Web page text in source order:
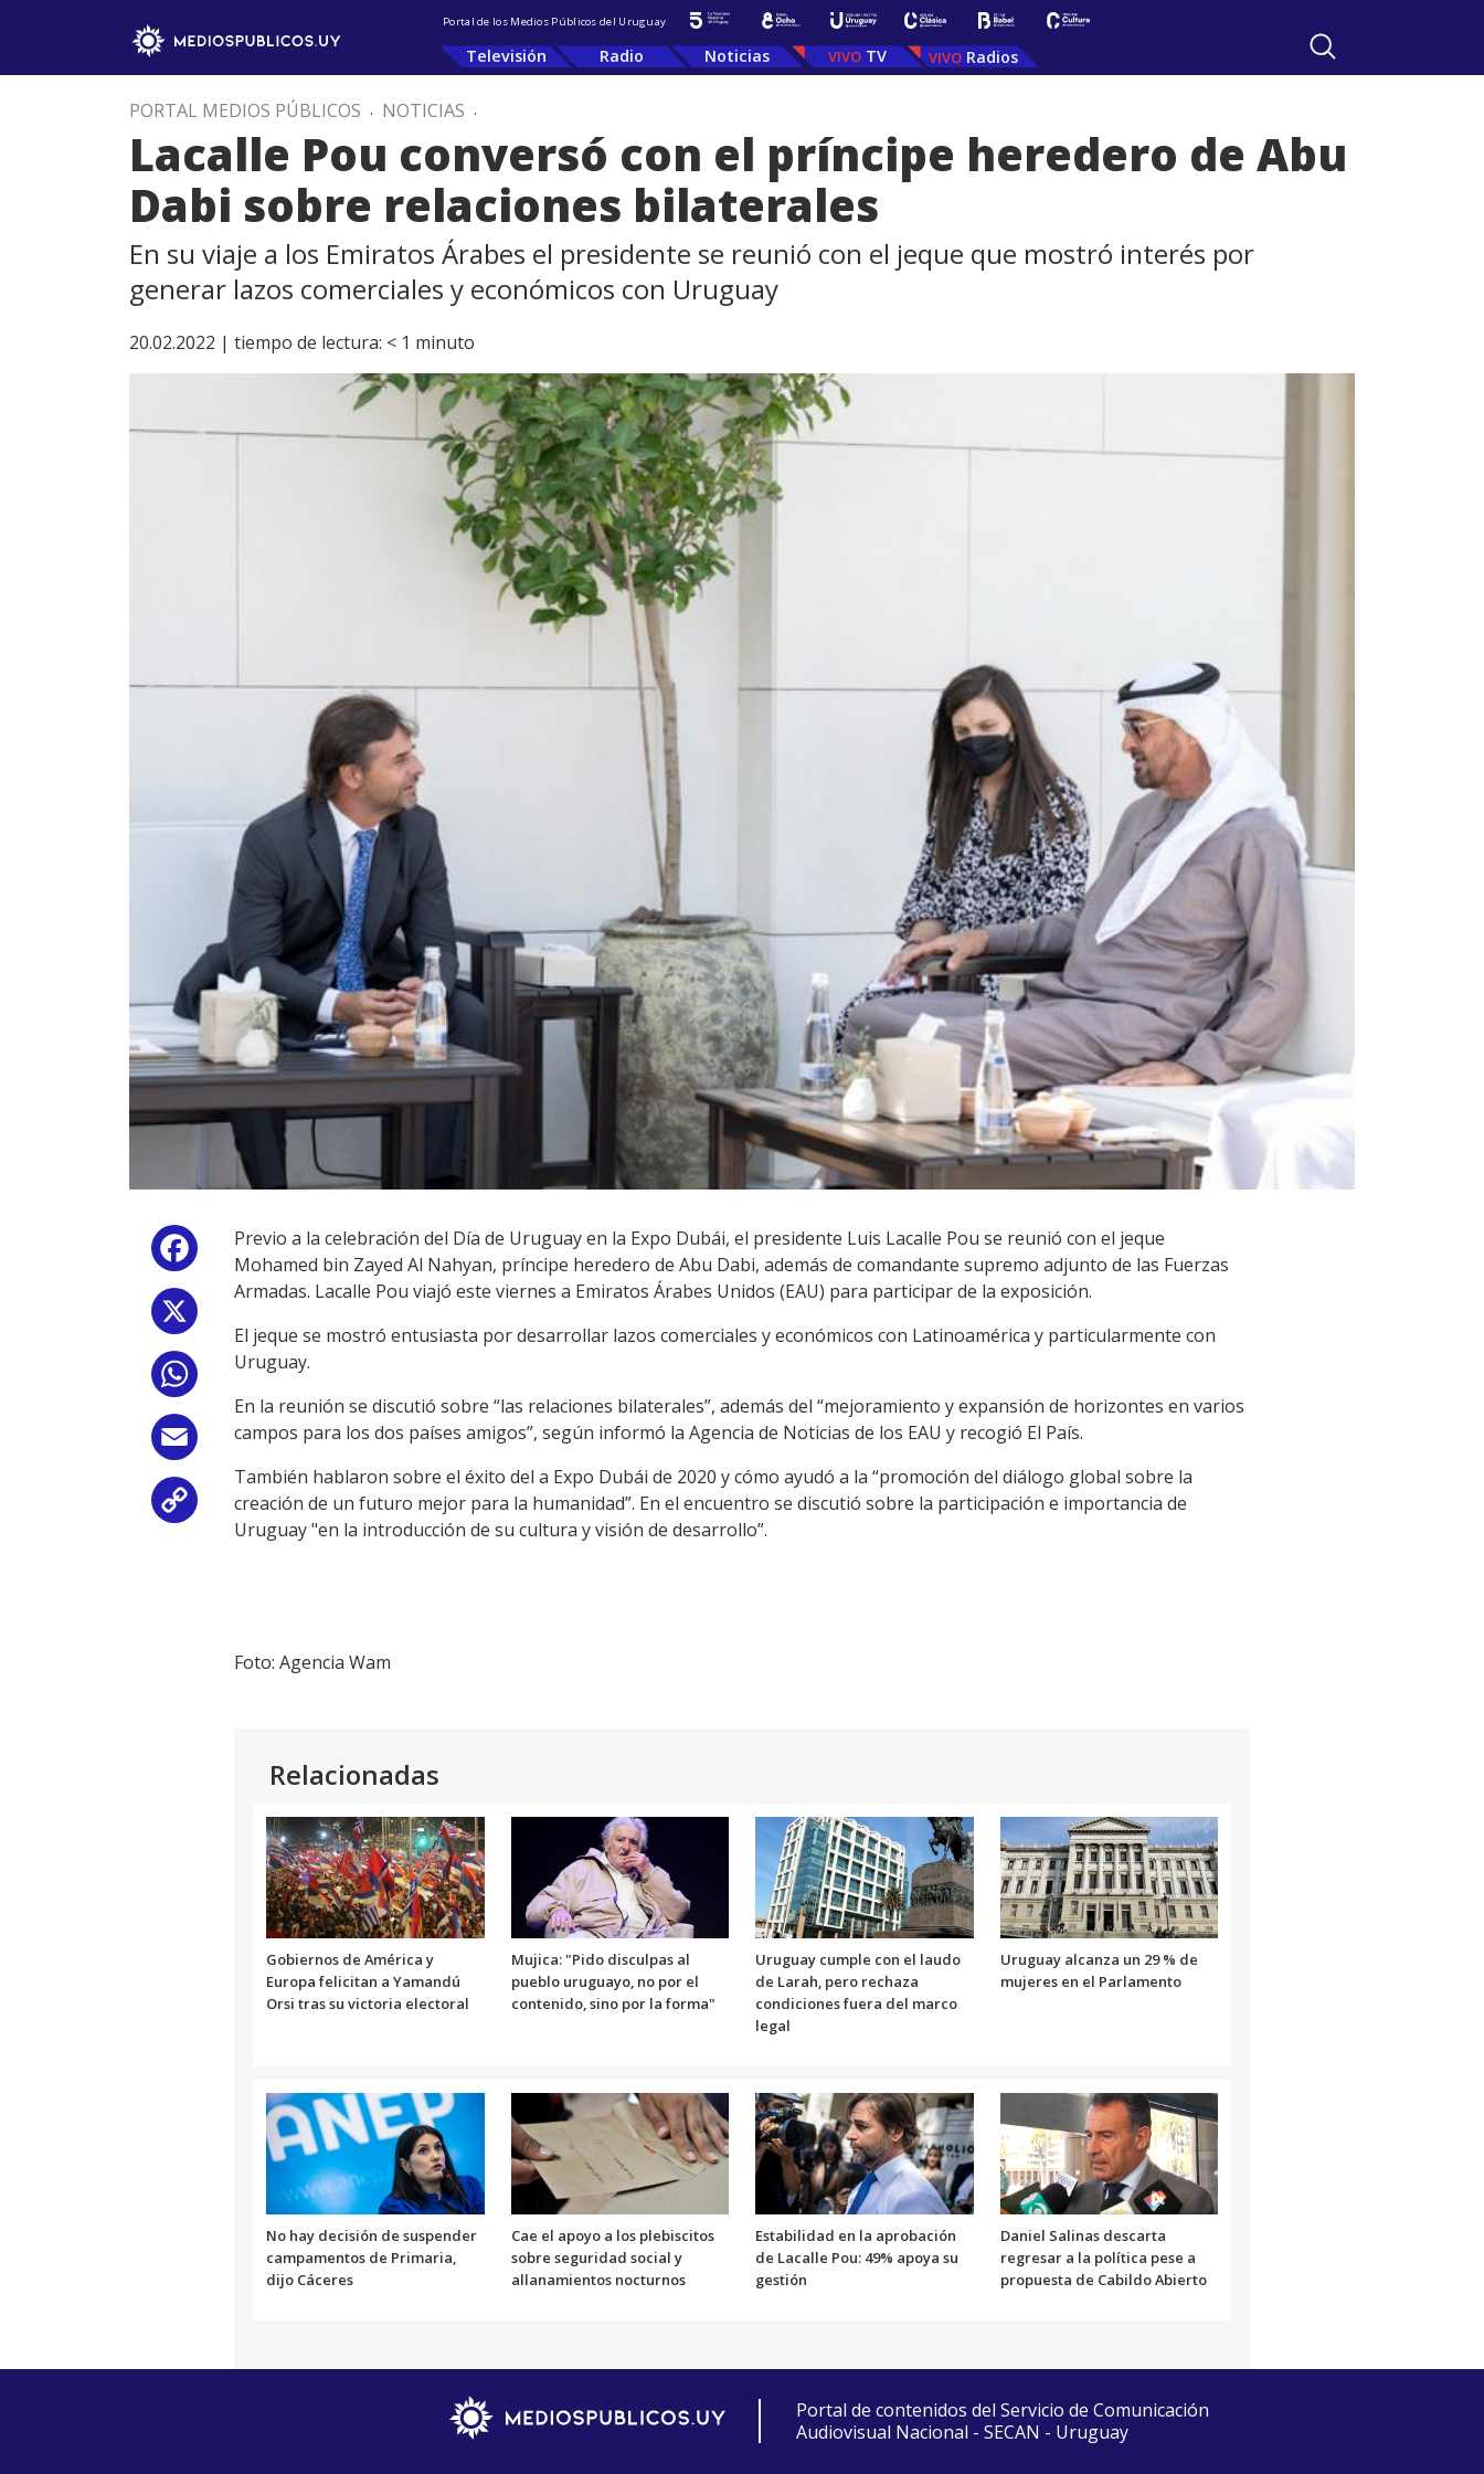
Portal de los Medios Públicos del Uruguay
Televisión Radio Noticias TV Radios
PORTAL MEDIOS PÚBLICOS . NOTICIAS .
Lacalle Pou conversó con el príncipe heredero de Abu
Dabi sobre relaciones bilaterales
En su viaje a los Emiratos Árabes el presidente se reunió con el jeque que mostró interés por
generar lazos comerciales y económicos con Uruguay
20.02.2022 | tiempo de lectura: < 1 minuto
Facebook
WhatsApp
Email
Copy
Previo a la celebración del Día de Uruguay en la Expo Dubái, el presidente Luis Lacalle Pou se reunió con el jeque
Mohamed bin Zayed Al Nahyan, príncipe heredero de Abu Dabi, además de comandante supremo adjunto de las Fuerzas
Armadas. Lacalle Pou viajó este viernes a Emiratos Árabes Unidos (EAU) para participar de la exposición.
El jeque se mostró entusiasta por desarrollar lazos comerciales y económicos con Latinoamérica y particularmente con
Uruguay.
En la reunión se discutió sobre “las relaciones bilaterales”, además del “mejoramiento y expansión de horizontes en varios
campos para los dos países amigos”, según informó la Agencia de Noticias de los EAU y recogió El País.
También hablaron sobre el éxito del a Expo Dubái de 2020 y cómo ayudó a la “promoción del diálogo global sobre la
creación de un futuro mejor para la humanidad”. En el encuentro se discutió sobre la participación e importancia de
Uruguay "en la introducción de su cultura y visión de desarrollo”.
Foto: Agencia Wam
Relacionadas
Gobiernos de América y
Europa felicitan a Yamandú
Orsi tras su victoria electoral
Mujica: "Pido disculpas al
pueblo uruguayo, no por el
contenido, sino por la forma"
Uruguay cumple con el laudo
de Larah, pero rechaza
condiciones fuera del marco
legal
Uruguay alcanza un 29 % de
mujeres en el Parlamento
No hay decisión de suspender
campamentos de Primaria,
dijo Cáceres
Cae el apoyo a los plebiscitos
sobre seguridad social y
allanamientos nocturnos
Estabilidad en la aprobación
de Lacalle Pou: 49% apoya su
gestión
Daniel Salinas descarta
regresar a la política pese a
propuesta de Cabildo Abierto
Portal de contenidos del Servicio de Comunicación
Audiovisual Nacional - SECAN - Uruguay